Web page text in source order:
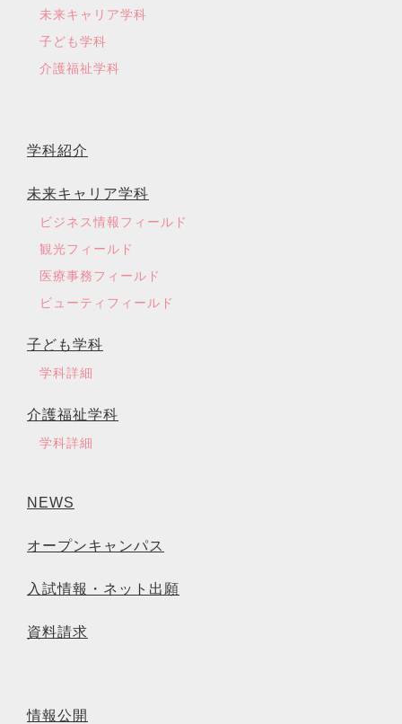
未来キャリア学科
子ども学科
介護福祉学科
学科紹介
未来キャリア学科
ビジネス情報フィールド
観光フィールド
医療事務フィールド
ビューティフィールド
子ども学科
学科詳細
介護福祉学科
学科詳細
NEWS
オープンキャンパス
入試情報・ネット出願
資料請求
情報公開